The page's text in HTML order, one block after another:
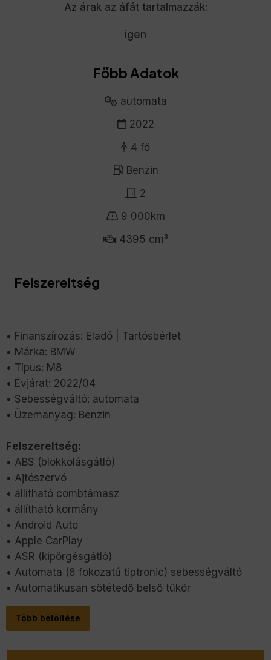
Az árak az áfát tartalmazzák:
igen
Főbb Adatok
automata
2022
4 fő
Benzin
2
9 000km
4395 cm³
Felszereltség
• Finanszírozás: Eladó | Tartósbérlet
• Márka: BMW
• Típus: M8
• Évjárat: 2022/04
• Sebességváltó: automata
• Üzemanyag: Benzin
Felszereltség:
• ABS (blokkolásgátló)
• Ajtószervó
• állítható combtámasz
• állítható kormány
• Android Auto
• Apple CarPlay
• ASR (kipörgésgátló)
• Automata (8 fokozatú tiptronic) sebességváltó
• Automatikusan sötétedő belső tükör
• Automatikusan sötétedő külső tükör
• Bluetooth-os kihangosító
• Bőrkormány
Több betöltése